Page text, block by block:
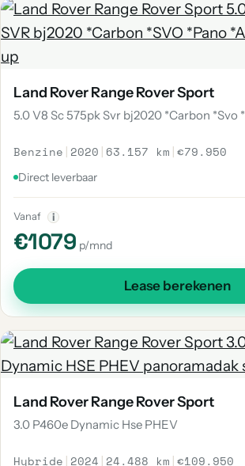
Land Rover Range Rover Sport
5.0 V8 Sc 575pk Svr bj2020 *Carbon *Svo *
Benzine | 2020 | 63.157 km |€79.950
Direct leverbaar
Vanaf i
€1079 p/mnd
Lease berekenen
Land Rover Range Rover Sport
3.0 P460e Dynamic Hse PHEV
Hybride | 2024 | 24.488 km |€109.950